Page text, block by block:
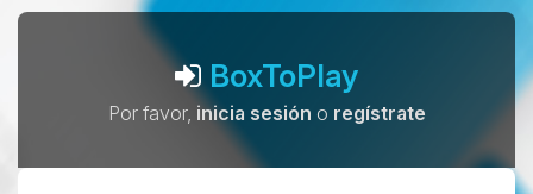
BoxToPlay
Por favor, inicia sesión o regístrate